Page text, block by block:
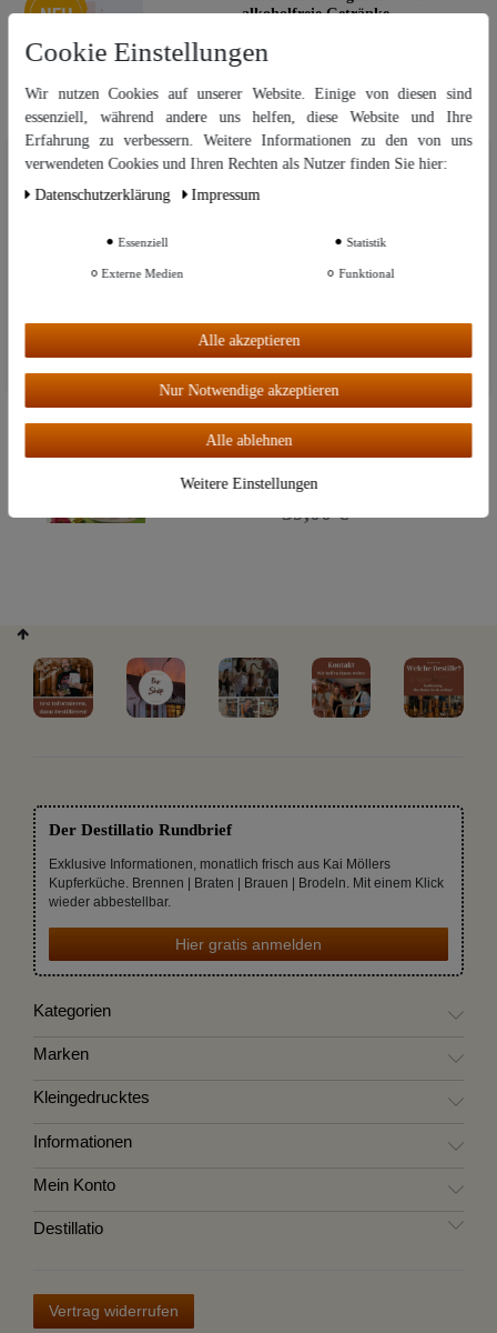
alkoholfreie Getränke
36,00 €
Neuheit
Minze, Salbei, Rose. Rezepte mit
Himmlische Düfte: Das grosse Buch der
39,00 €
Der Destillatio Rundbrief
Exklusive Informationen, monatlich frisch aus Kai Möllers
Kupferküche. Brennen | Braten | Brauen | Brodeln. Mit einem Klick
wieder abbestellbar.
Hier gratis anmelden
Kategorien
Marken
Kleingedrucktes
Informationen
Mein Konto
Destillatio
Vertrag widerrufen
Wir nutzen Cookies auf unserer Website. Einige von diesen sind
zu verbessern. Weitere Informationen zu den von uns verwendeten
und unserem
Alle akzeptieren
Cookie Einstellungen
Wir nutzen Cookies auf unserer Website. Einige von diesen sind
essenziell, während andere uns helfen, diese Website und Ihre
Erfahrung zu verbessern. Weitere Informationen zu den von uns
verwendeten Cookies und Ihren Rechten als Nutzer finden Sie hier:
Daten­schutz­erklärung
Impressum
Essenziell Statistik
Externe Medien Funktional
Alle akzeptieren
Nur Notwendige akzeptieren
Alle ablehnen
Weitere Einstellungen